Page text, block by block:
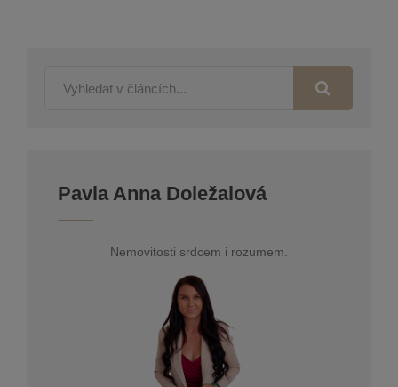
Pavla Anna Doležalová
Nemovitosti srdcem i rozumem.